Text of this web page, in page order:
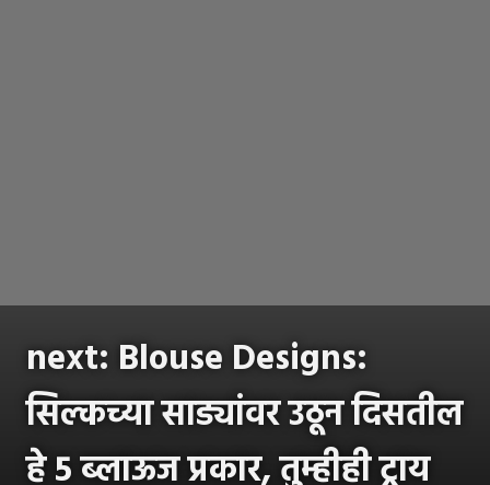
next: Blouse Designs:
सिल्कच्या साड्यांवर उठून दिसतील
हे 5 ब्लाऊज प्रकार, तुम्हीही ट्राय